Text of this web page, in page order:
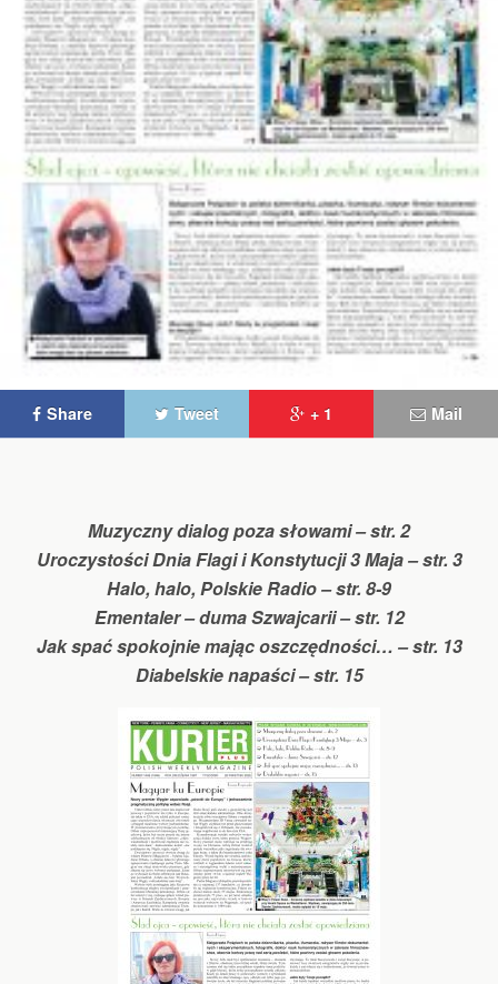
Share Tweet + 1 Mail
Muzyczny dialog poza słowami – str. 2
Uroczystości Dnia Flagi i Konstytucji 3 Maja – str. 3
Halo, halo, Polskie Radio – str. 8-9
Ementaler – duma Szwajcarii – str. 12
Jak spać spokojnie mając oszczędności… – str. 13
Diabelskie napaści – str. 15